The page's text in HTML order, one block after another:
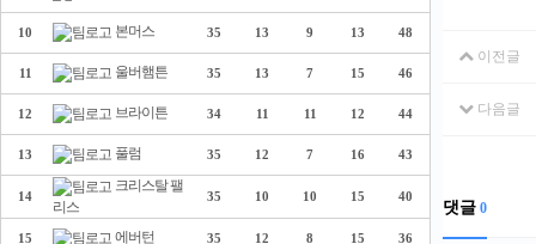
10 본머스 35 13 9 13 48
11 울버햄튼 35 13 7 15 46
12 브라이튼 34 11 11 12 44
13 풀럼 35 12 7 16 43
14
크리스탈 팰
리스
35 10 10 15 40
15 에버턴 35 12 8 15 36
이전글
다음글
댓글 0